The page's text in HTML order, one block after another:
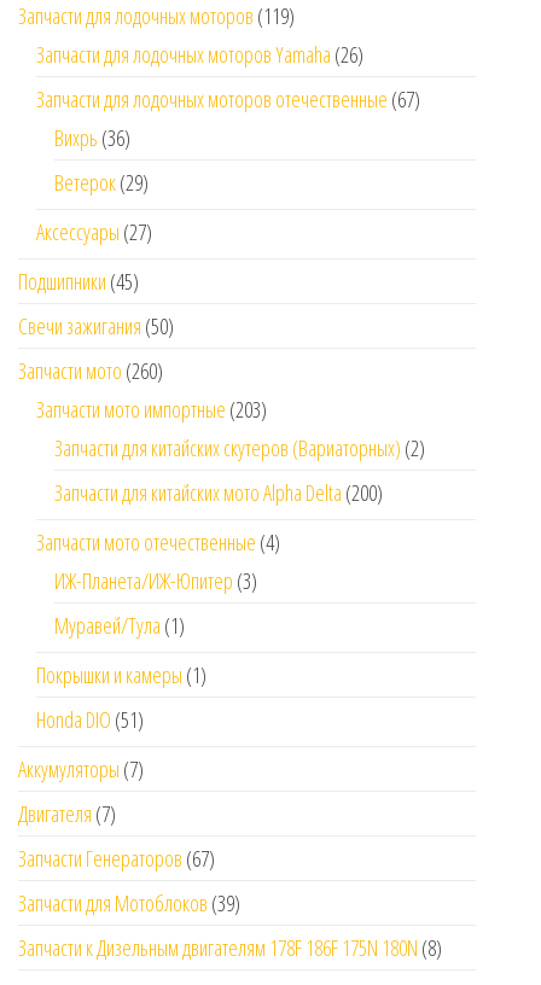
Запчасти для лодочных моторов (119)
Запчасти для лодочных моторов Yamaha (26)
Запчасти для лодочных моторов отечественные (67)
Вихрь (36)
Ветерок(29)
Аксессуары (27)
Подшипники (45)
Свечи зажигания (50)
Запчасти мото (260)
Запчасти мото импортные (203)
Запчасти для китайских скутеров (Вариаторных) (2)
Запчасти для китайских мото Alpha Delta (200)
Запчасти мото отечественные (4)
ИЖ-Планета/ИЖ-Юпитер (3)
Муравей/Тула (1)
Покрышки и камеры (1)
Honda DIO (51)
Аккумуляторы (7)
Двигателя (7)
Запчасти Генераторов (67)
Запчасти для Мотоблоков (39)
Запчасти к Дизельным двигателям 178F 186F 175N 180N (8)